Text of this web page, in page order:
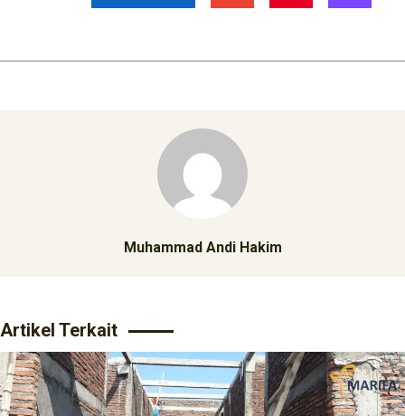
Muhammad Andi Hakim
Artikel Terkait